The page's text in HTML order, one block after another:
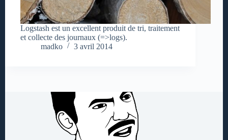
Logstash est un excellent produit de tri, traitement
et collecte des journaux (=>logs).
madko
3 avril 2014